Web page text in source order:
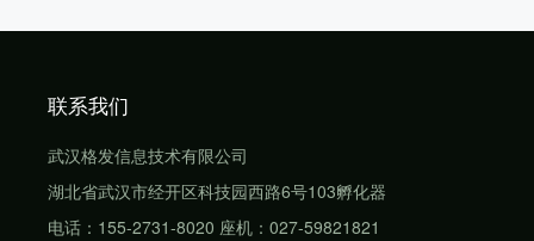
联系我们
武汉格发信息技术有限公司
湖北省武汉市经开区科技园西路6号103孵化器
电话：155-2731-8020 座机：027-59821821